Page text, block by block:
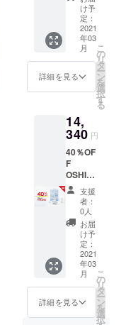
ようお
願い申
し上げ
ます。
急ぎご
用意さ
せてい
ただき
ます
が、発
送に遅
らかじ
めご了
承くだ
さい。
何卒ご
理解賜
ります
ようお
願い申
し上げ
ます。
12,840
円 全国
送料無
料・税
込価格
▼配送
に間し
て 製造
国：中
個数以
上の多
くのご
支援を
いただ
いた場
合、売
り切れ
となる
ことが
ありま
す。 超
過分は
急ぎご
用意さ
せてい
ただき
け予
定：
2021
年03
月
詳細を見る
こ
の
リ
タ
ー
ン
を
選
択
す
る
14,
340 円
40％OF
F
OSHIR
OI3個
14,340
円 全国
送料無
料・税
込価格
▼配送
に間し
て 製造
国：中
国 予定
個数以
上の多
支援
者：
0人
お届
け予
定：
2021
年03
月
詳細を見る
こ
の
リ
タ
ー
ン
を
選
択